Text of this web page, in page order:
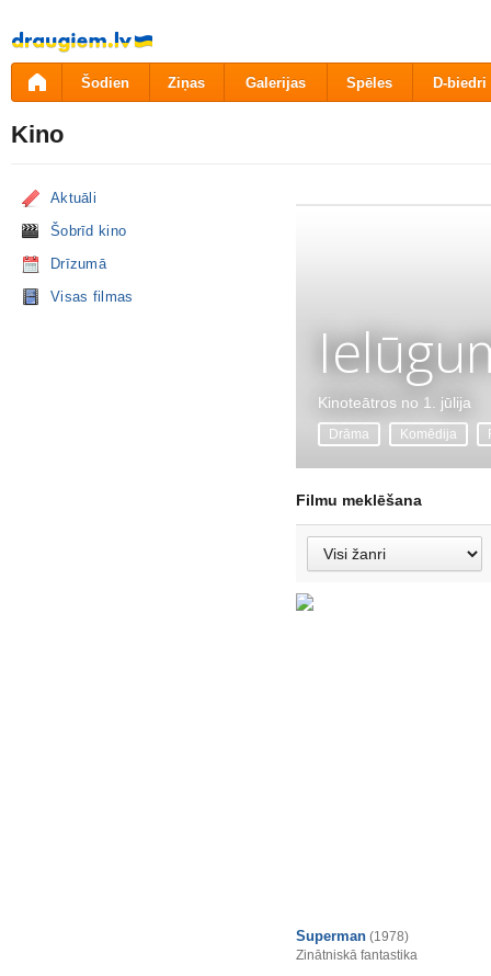
Pāriet
uz
saturu
Šodien Ziņas Galerijas Spēles D-biedri
Kino
Aktuāli
Šobrīd kino
Drīzumā
Visas filmas
Kinoteātros no 1. jūlija
Drāma Komēdija
Filmu meklēšana
Superman (1978)
Zinātniskā fantastika